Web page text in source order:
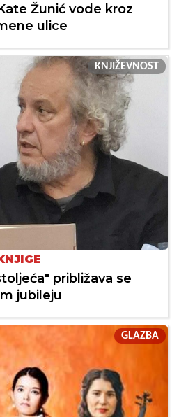
Žunić vode kroz
ulice
KNJIŽEVNOST
približava se
jubileju
GLAZBA